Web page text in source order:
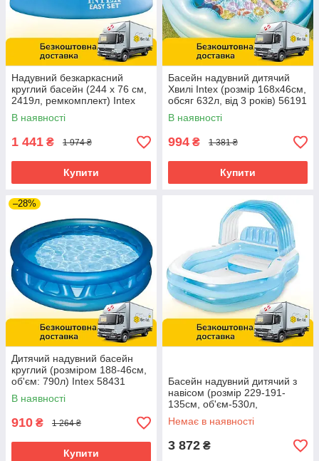
Надувний безкаркасний
круглий басейн (244 х 76 см,
2419л, ремкомплект) Intex
28110 Синій
В наявності
1 441 ₴ 1 974 ₴
Купити
Басейн надувний дитячий
Хвилі Intex (розмір 168x46см,
обсяг 632л, від 3 років) 56191
В наявності
994 ₴ 1 381 ₴
Купити
–28%
Дитячий надувний басейн
круглий (розміром 188-46см,
об'єм: 790л) Intex 58431
В наявності
910 ₴ 1 264 ₴
Купити
Басейн надувний дитячий з
навісом (розмір 229-191-
135см, об'єм-530л,
ремкомплект) Intex 57186
Немає в наявності
3 872 ₴